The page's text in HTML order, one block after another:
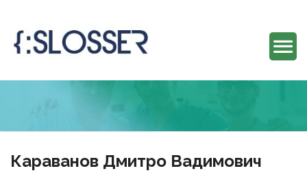
Караванов Дмитро Вадимович